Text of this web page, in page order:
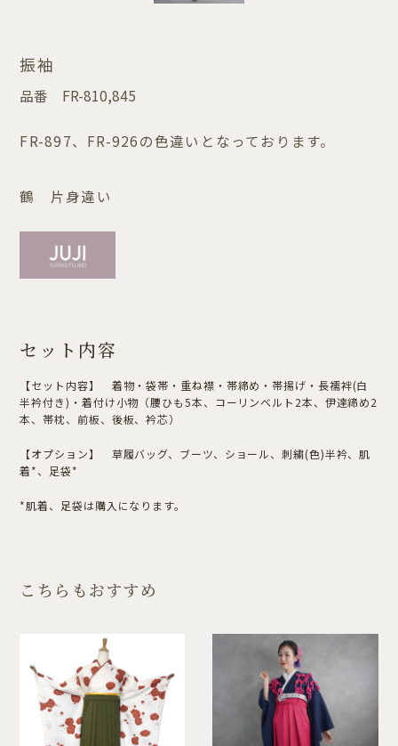
振袖
品番 FR-810,845
FR-897、FR-926の色違いとなっております。
鶴 片身違い
セット内容
【セット内容】 着物・袋帯・重ね襟・帯締め・帯揚げ・長襦袢(白
半衿付き)・着付け小物（腰ひも5本、コーリンベルト2本、伊達締め2
本、帯枕、前板、後板、衿芯）
【オプション】 草履バッグ、ブーツ、ショール、刺繍(色)半衿、肌
着*、足袋*
*肌着、足袋は購入になります。
こちらもおすすめ